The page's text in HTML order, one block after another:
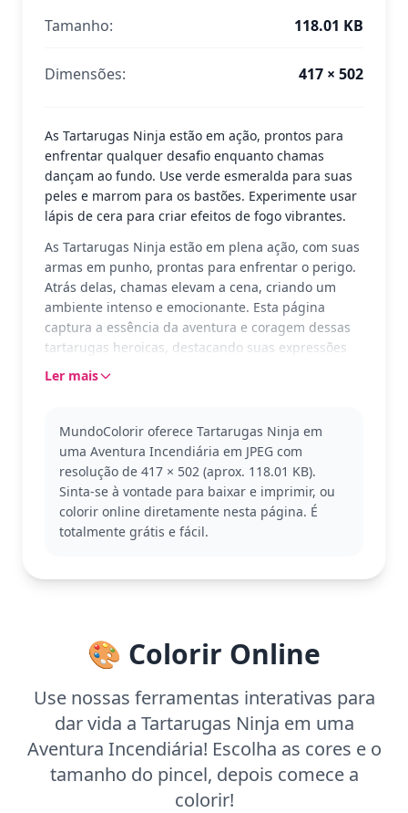
Tamanho: 118.01 KB
Dimensões: 417 × 502
As Tartarugas Ninja estão em ação, prontos para
enfrentar qualquer desafio enquanto chamas
dançam ao fundo. Use verde esmeralda para suas
peles e marrom para os bastões. Experimente usar
lápis de cera para criar efeitos de fogo vibrantes.
As Tartarugas Ninja estão em plena ação, com suas
armas em punho, prontas para enfrentar o perigo.
Atrás delas, chamas elevam a cena, criando um
ambiente intenso e emocionante. Esta página
captura a essência da aventura e coragem dessas
tartarugas heroicas, destacando suas expressões
determinadas.
tornaram essas personagens tão amadas. Se você
gosta de ação e heroísmo, outras páginas com
cenas de combate ou momentos de camaradagem
entre as tartarugas também são imperdíveis.
Esta página de colorir é detalhada e boa para
Ler mais
MundoColorir oferece Tartarugas Ninja em
uma Aventura Incendiária em JPEG com
resolução de 417 × 502 (aprox. 118.01 KB).
Sinta-se à vontade para baixar e imprimir, ou
colorir online diretamente nesta página. É
totalmente grátis e fácil.
🎨 Colorir Online
Use nossas ferramentas interativas para
dar vida a Tartarugas Ninja em uma
Aventura Incendiária! Escolha as cores e o
tamanho do pincel, depois comece a
colorir!